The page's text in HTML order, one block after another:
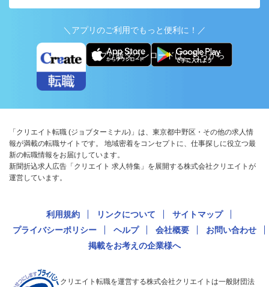
＼アプリのご利用でもっと便利に！／
アプリ版ダウンロードはこちらから
「クリエイト転職 (ジョブターミナル)」は、東京都中野区・その他の求人情
報が満載の転職サイトです。 地域密着をコンセプトに、仕事探しに役立つ最
新の転職情報をお届けしています。
新聞折込求人広告「クリエイト 求人特集」を展開する株式会社クリエイトが
運営しています。
利用規約 リンクについて
サイトマップ
プライバシーポリシー
ヘルプ 会社概要
お問い合わせ
掲載をお考えの企業様へ
クリエイト転職を運営する株式会社クリエイトは一般財団法